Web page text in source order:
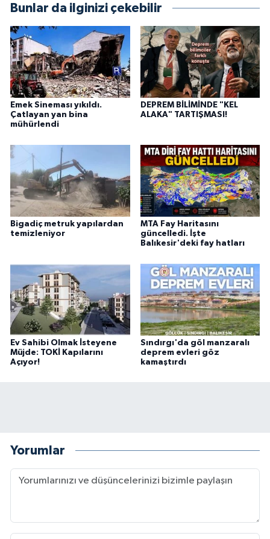
Bunlar da ilginizi çekebilir
Emek Sineması yıkıldı.
Çatlayan yan bina
mühürlendi
DEPREM BİLİMİNDE "KEL
ALAKA" TARTIŞMASI!
Bigadiç metruk yapılardan
temizleniyor
MTA Fay Haritasını
güncelledi. İşte
Balıkesir'deki fay hatları
Ev Sahibi Olmak İsteyene
Müjde: TOKİ Kapılarını
Açıyor!
Sındırgı'da göl manzaralı
deprem evleri göz
kamaştırdı
Yorumlar